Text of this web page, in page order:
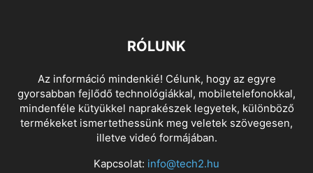
RÓLUNK
Az információ mindenkié! Célunk, hogy az egyre
gyorsabban fejlődő technológiákkal, mobiletelefonokkal,
mindenféle kütyükkel naprakészek legyetek, különböző
termékeket ismertethessünk meg veletek szövegesen,
illetve videó formájában.
Kapcsolat: info@tech2.hu